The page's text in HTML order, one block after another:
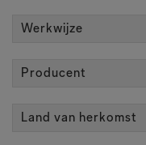
Werkwijze
Producent
Land van herkomst